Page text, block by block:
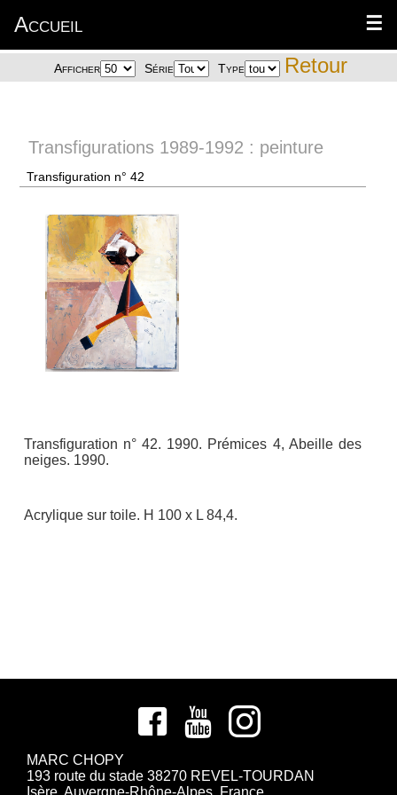
Accueil ☰
Afficher Série Type Retour
Transfigurations 1989-1992 : peinture
Transfiguration n° 42
Transfiguration n° 42. 1990. Prémices 4, Abeille des
neiges. 1990.
Acrylique sur toile. H 100 x L 84,4.
MARC CHOPY
193 route du stade 38270 REVEL-TOURDAN
Isère, Auvergne-Rhône-Alpes, France